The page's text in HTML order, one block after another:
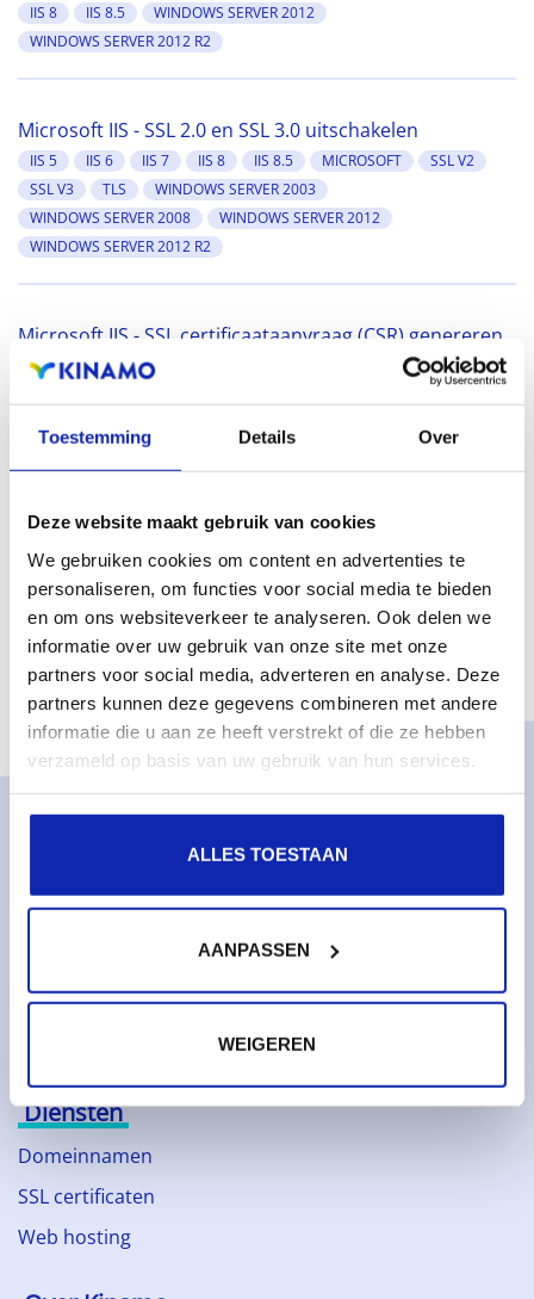
Toestemming Details Over
Deze website maakt gebruik van cookies
We gebruiken cookies om content en advertenties te
personaliseren, om functies voor social media te bieden
en om ons websiteverkeer te analyseren. Ook delen we
informatie over uw gebruik van onze site met onze
partners voor social media, adverteren en analyse. Deze
partners kunnen deze gegevens combineren met andere
informatie die u aan ze heeft verstrekt of die ze hebben
verzameld op basis van uw gebruik van hun services.
ALLES TOESTAAN
AANPASSEN
WEIGEREN
IIS 8 IIS 8.5
WINDOWS SERVER 2012
WINDOWS SERVER 2012 R2
Microsoft IIS - SSL 2.0 en SSL 3.0 uitschakelen
IIS 5 IIS 6 IIS 7 IIS 8 IIS 8.5 MICROSOFT
SSL V2
SSL V3
TLS
WINDOWS SERVER 2003
WINDOWS SERVER 2008
WINDOWS SERVER 2012
WINDOWS SERVER 2012 R2
Microsoft IIS - SSL certificaataanvraag (CSR) genereren
met certreq
WINDOWS SERVER 2012
Monitoring & metrics
Cloud servers
Diensten
Domeinnamen
SSL certificaten
Web hosting